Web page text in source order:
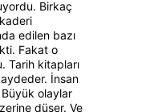
Birkaç
edilen bazı
Fakat o
Tarih kitapları
İnsan
Büyük olaylar
düşer. Ve